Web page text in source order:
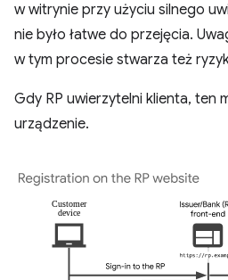
w witrynie przy użyciu silnego
nie było łatwe do przejęcia.
w tym procesie stwarza też
Gdy RP uwierzytelni klienta, ten
urządzenie.